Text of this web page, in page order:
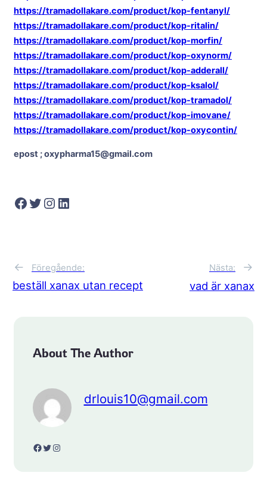
https://tramadollakare.com/product/kop-fentanyl/
https://tramadollakare.com/product/kop-ritalin/
https://tramadollakare.com/product/kop-morfin/
https://tramadollakare.com/product/kop-oxynorm/
https://tramadollakare.com/product/kop-adderall/
https://tramadollakare.com/product/kop-ksalol/
https://tramadollakare.com/product/kop-tramadol/
https://tramadollakare.com/product/kop-imovane/
https://tramadollakare.com/product/kop-oxycontin/
epost ; oxypharma15@gmail.com
Facebook Twitter Instagram LinkedIn
← Föregående:
beställ xanax utan recept
Nästa:
vad är xanax
→
About The Author
drlouis10@gmail.com
Facebook Twitter Instagram